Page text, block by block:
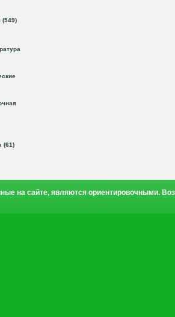
(549)
(61)
на сайте, являются ориентировочными.